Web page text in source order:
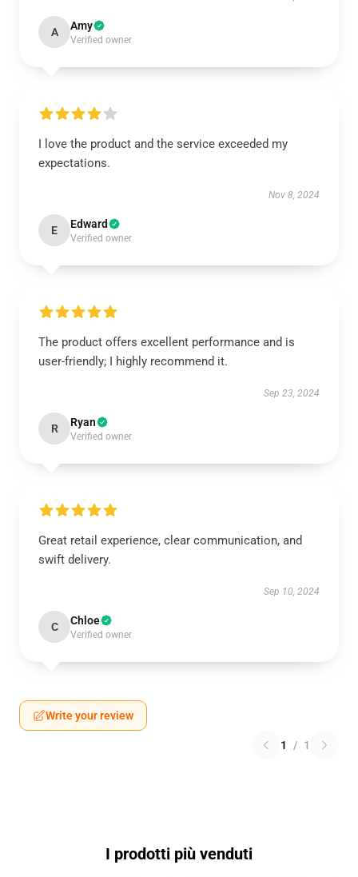
A Amy
Verified owner
I love the product and the service exceeded my
expectations.
Nov 8, 2024
E Edward
Verified owner
The product offers excellent performance and is
user-friendly; I highly recommend it.
Sep 23, 2024
R Ryan
Verified owner
Great retail experience, clear communication, and
swift delivery.
Sep 10, 2024
C Chloe
Verified owner
Write your review
1 / 1
I prodotti più venduti